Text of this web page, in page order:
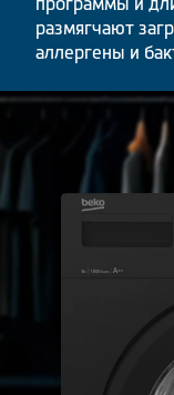
размягчают
аллергены и